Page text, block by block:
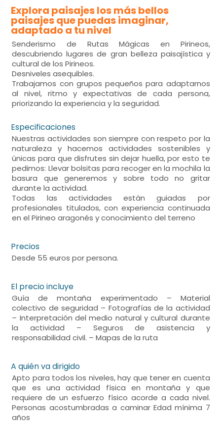
Explora paisajes los más bellos
paisajes que puedas imaginar,
adaptado a tu nivel
Senderismo de Rutas Mágicas en Pirineos,
descubriendo lugares de gran belleza paisajística y
cultural de los Pirineos.
Desniveles asequibles.
Trabajamos con grupos pequeños para adaptarnos
al nivel, ritmo y expectativas de cada persona,
priorizando la experiencia y la seguridad.
Especificaciones
Nuestras actividades son siempre con respeto por la
naturaleza y hacemos actividades sostenibles y
únicas para que disfrutes sin dejar huella, por esto te
pedimos: Llevar bolsitas para recoger en la mochila la
basura que generemos y sobre todo no gritar
durante la actividad.
Todas las actividades están guiadas por
profesionales titulados, con experiencia continuada
en el Pirineo aragonés y conocimiento del terreno
Precios
Desde 55 euros por persona.
El precio incluye
Guía de montaña experimentado – Material
colectivo de seguridad – Fotografías de la actividad
– Interpretación del medio natural y cultural durante
la actividad – Seguros de asistencia y
responsabilidad civil. – Mapas de la ruta
A quién va dirigido
Apto para todos los niveles, hay que tener en cuenta
que es una actividad física en montaña y que
requiere de un esfuerzo físico acorde a cada nivel.
Personas acostumbradas a caminar Edad mínima 7
años